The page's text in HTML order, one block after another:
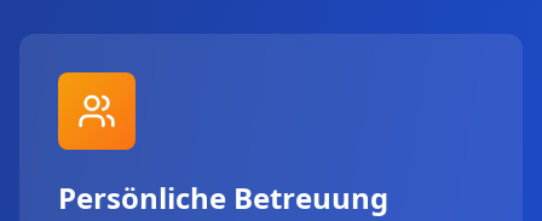
Persönliche Betreuung